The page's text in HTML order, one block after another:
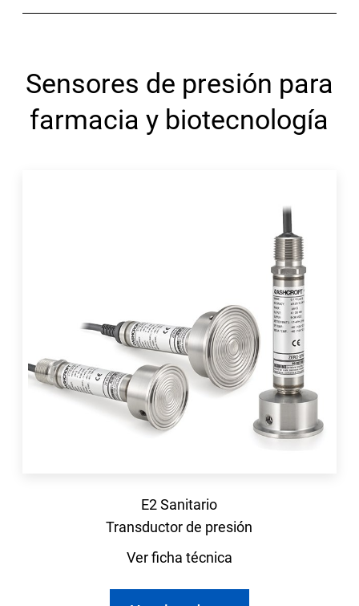
Sensores de presión para
farmacia y biotecnología
E2 Sanitario
Transductor de presión
Ver ficha técnica